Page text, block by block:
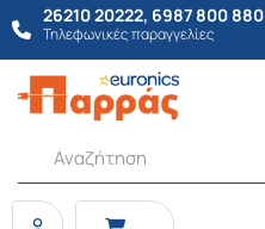
26210 20222, 6987 800 880
Τηλεφωνικές παραγγελίες